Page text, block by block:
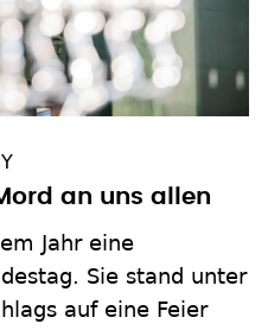
an uns allen
Jahr eine
Sie stand unter
auf eine Feier